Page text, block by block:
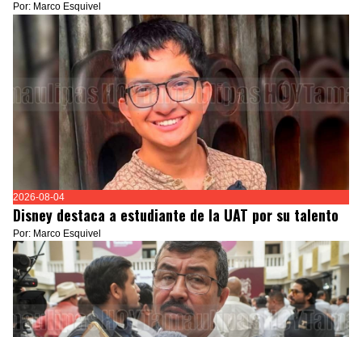
Por: Marco Esquivel
2026-08-04
Disney destaca a estudiante de la UAT por su talento
Por: Marco Esquivel